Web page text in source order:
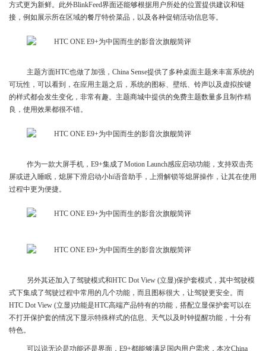
方式更为新鲜。此外BlinkFeed界面还能够根据用户所处的位置提供建议和链
接，例如展示所在区域的餐厅特价菜品，以及各种促销活动信息等。
主题方面HTC也做了加强，China Sense提供了多种桌面主题来丰富系统的
可玩性，可以看到，在应用主题之后，系统的图标、壁纸、铃声以及虚拟按键
的样式都会发生变化，非常有趣。主题商城中提供的免费主题数量多且制作精
良，使用效果都很不错。
作为一款大屏手机，E9+集成了Motion Launch感应启动功能，支持双击亮
屏或进入睡眠，熄屏下滑启动小hi语音助手，上滑解锁等熄屏操作，让其在使用
过程中更为便捷。
另外其还加入了驾驶模式和HTC Dot View (立显)保护套模式，其中驾驶模
式下集成了驾驶过程中常用的几个功能，而且图标很大，让驾驶更安全。而
HTC Dot View (立显)功能是HTC高端产品特有的功能，搭配立显保护套可以在
不打开保护套的情况下显示特殊样式的信息、天气以及时钟提醒功能，十分有
特色。
可以说无论是功能还是界面，E9+都能够满足国内用户需求，本次China